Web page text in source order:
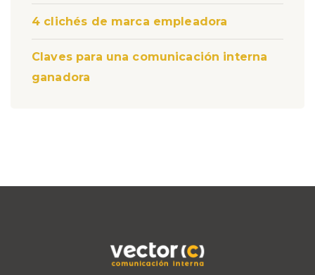
4 clichés de marca empleadora
Claves para una comunicación interna
ganadora